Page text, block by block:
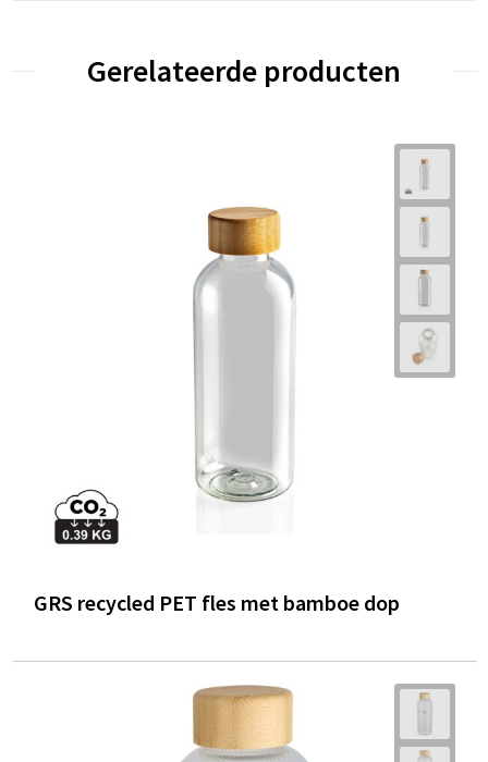
Gerelateerde producten
GRS recycled PET fles met bamboe dop